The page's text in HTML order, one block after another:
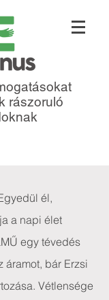
rászoruló
él,
a napi élet
egy tévedés
áramot, bár Erzsi
Vétlensége